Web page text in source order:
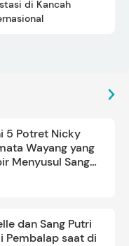
di Kancah
5 Potret Nicky
Wayang yang
Menyusul Sang
dan Sang Putri
Pembalap saat di